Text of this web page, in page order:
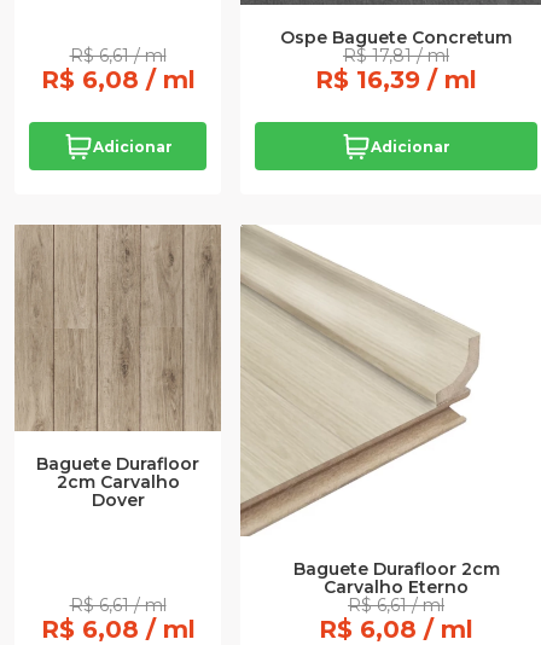
R$ 6,61 / ml
R$ 6,08 / ml
Adicionar
Ospe Baguete Concretum
R$ 17,81 / ml
R$ 16,39 / ml
Adicionar
Baguete Durafloor
2cm Carvalho
Dover
R$ 6,61 / ml
R$ 6,08 / ml
Baguete Durafloor 2cm
Carvalho Eterno
R$ 6,61 / ml
R$ 6,08 / ml